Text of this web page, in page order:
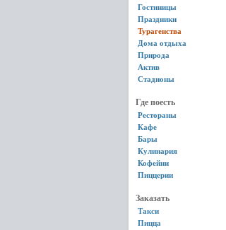
Гостиницы
Праздники
Турагенства
Дома отдыха
Природа
Актив
Стадионы
Где поесть
Рестораны
Кафе
Бары
Кулинария
Кофейни
Пиццерии
Заказать
Такси
Пицца